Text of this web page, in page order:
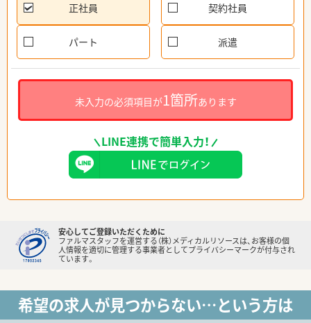
正社員 契約社員
パート 派遣
未入力の必須項目が1箇所あります
LINE連携で簡単入力！
安心してご登録いただくために
ファルマスタッフを運営する（株）メディカルリソースは、お客様の個
人情報を適切に管理する事業者としてプライバシーマークが付与され
ています。
希望の求人が見つからない…という方は